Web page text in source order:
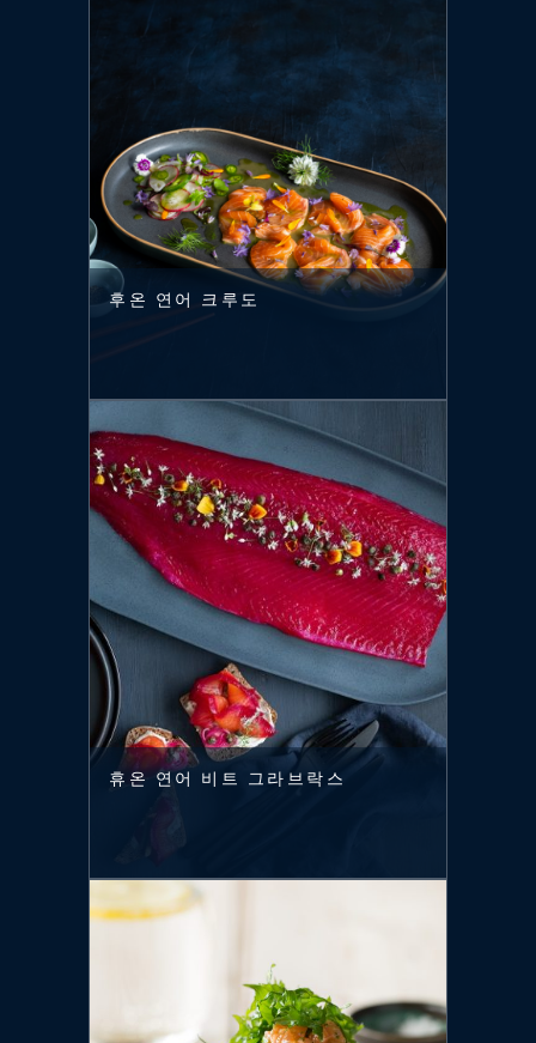
후온 연어 크루도
휴온 연어 비트 그라브락스